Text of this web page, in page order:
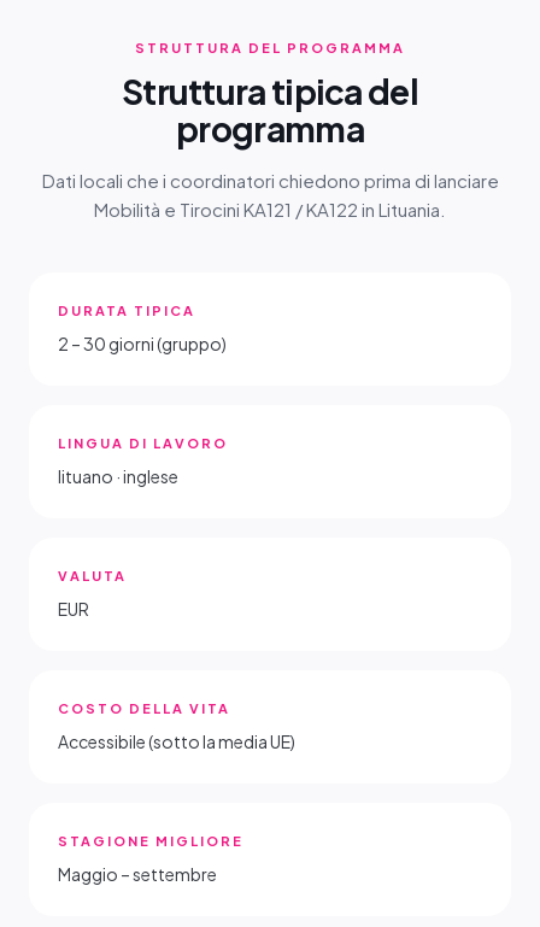
STRUTTURA DEL PROGRAMMA
Struttura tipica del
programma
Dati locali che i coordinatori chiedono prima di lanciare
Mobilità e Tirocini KA121 / KA122 in Lituania.
DURATA TIPICA
2 – 30 giorni (gruppo)
LINGUA DI LAVORO
lituano · inglese
VALUTA
EUR
COSTO DELLA VITA
Accessibile (sotto la media UE)
STAGIONE MIGLIORE
Maggio – settembre